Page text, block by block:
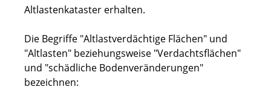
Altlastenkataster erhalten.
Die Begriffe "Altlastverdächtige Flächen" und
"Altlasten" beziehungsweise "Verdachtsflächen"
und "schädliche Bodenveränderungen"
bezeichnen: